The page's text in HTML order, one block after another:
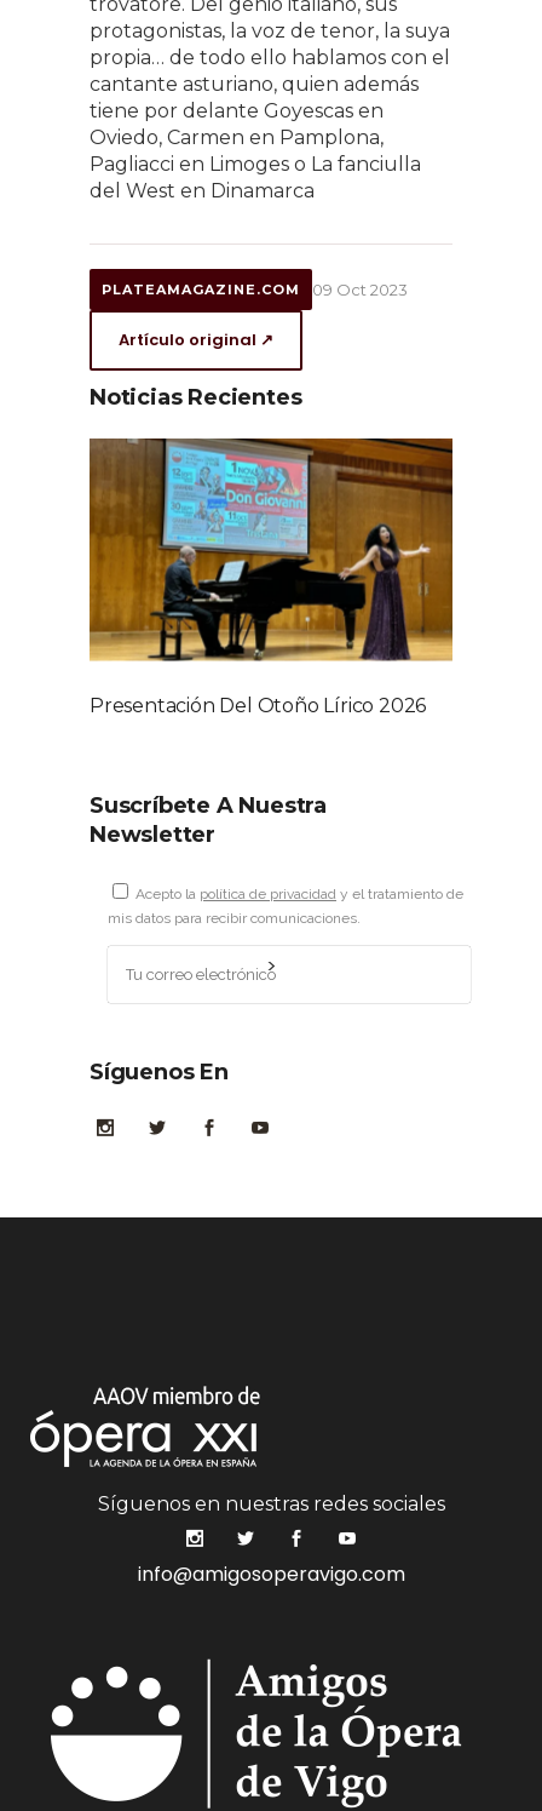
protagonistas, la voz de tenor, la suya
propia… de todo ello hablamos con el
cantante asturiano, quien además
tiene por delante Goyescas en
Oviedo, Carmen en Pamplona,
Pagliacci en Limoges o La fanciulla
del West en Dinamarca
PLATEAMAGAZINE.COM 09 Oct 2023
Artículo original ↗
Noticias Recientes
Presentación Del Otoño Lírico 2026
Suscríbete A Nuestra
Newsletter
Acepto la política de privacidad y el tratamiento de
mis datos para recibir comunicaciones.
Síguenos En
Síguenos en nuestras redes sociales
info@amigosoperavigo.com